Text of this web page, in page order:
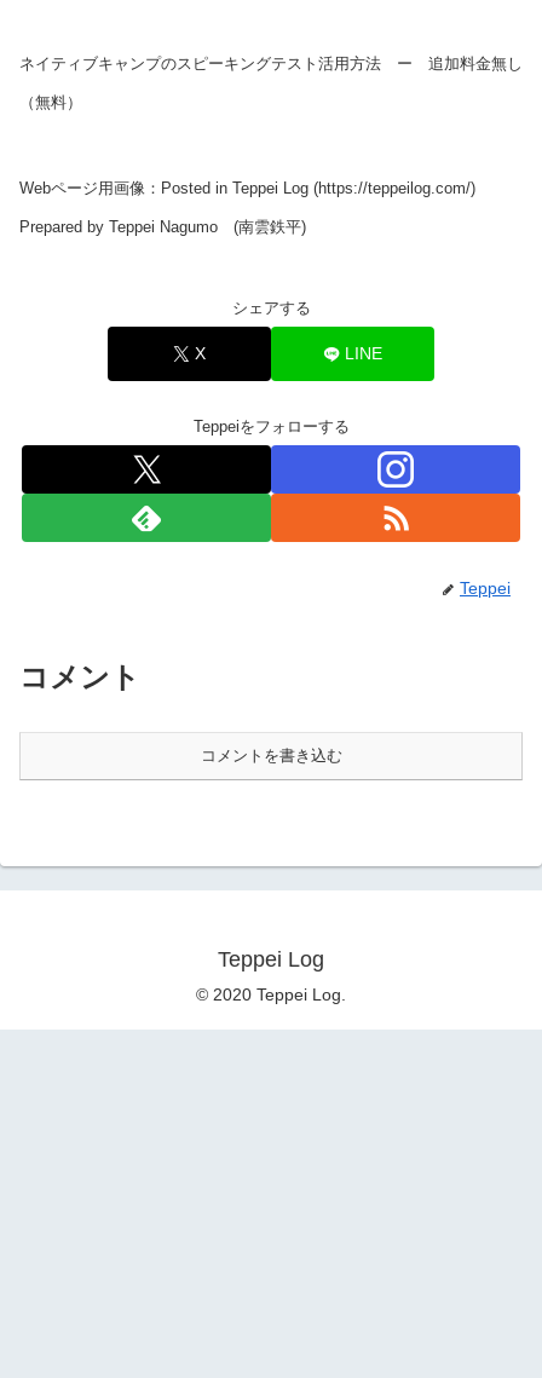
ネイティブキャンプのスピーキングテスト活用方法 ー 追加料金無し
（無料）
Webページ用画像：Posted in Teppei Log (https://teppeilog.com/)
Prepared by Teppei Nagumo (南雲鉄平)
シェアする
X LINE
Teppeiをフォローする
Teppei
コメント
コメントを書き込む
Teppei Log
© 2020 Teppei Log.